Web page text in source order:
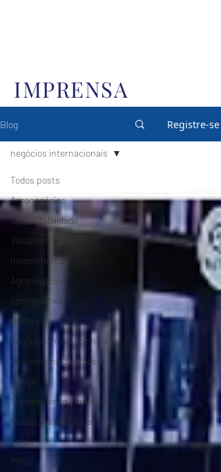
IMPRENSA
Blog Registre-se
Todos posts
Agronegócios
Sustentabilidade
Valuation
Investimentos
Agronegócios
commodities
trading
negócios internacionais
international business
Hedge
Planejamento Financeiro
Mudanças Climáticas
Café
Milho
negócios internacionais